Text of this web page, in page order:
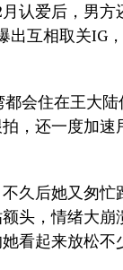
认爱后，男
互相取关IG
会住在王大
，还一度加速
久后她又匆忙
头，情绪大崩
看起来放松不